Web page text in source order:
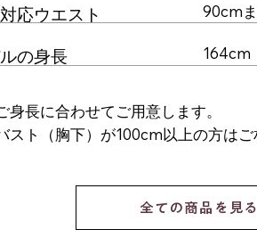
応ウエスト 90cm
の身長 164cm
身長に合わせてご用意します。
スト（胸下）が100cm以上の方はご
全ての商品を見る